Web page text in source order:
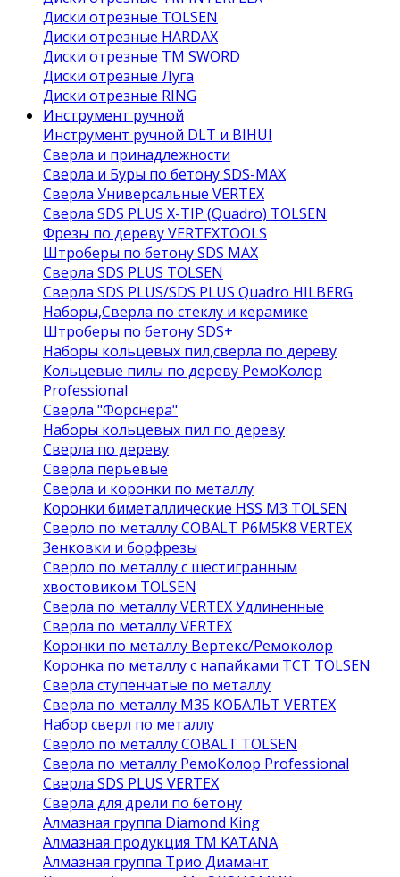
Диски отрезные TOLSEN
Диски отрезные HARDAX
Диски отрезные ТМ SWORD
Диски отрезные Луга
Диски отрезные RING
Инструмент ручной
Инструмент ручной DLT и BIHUI
Сверла и принадлежности
Сверла и Буры по бетону SDS-MAX
Сверла Универсальные VERTEX
Сверла SDS PLUS X-TIP (Quadro) TOLSEN
Фрезы по дереву VERTEXTOOLS
Штроберы по бетону SDS MAX
Сверла SDS PLUS TOLSEN
Сверла SDS PLUS/SDS PLUS Quadro HILBERG
Наборы,Сверла по стеклу и керамике
Штроберы по бетону SDS+
Наборы кольцевых пил,сверла по дереву
Кольцевые пилы по дереву РемоКолор
Professional
Сверла "Форснера"
Наборы кольцевых пил по дереву
Сверла по дереву
Сверла перьевые
Сверла и коронки по металлу
Коронки биметаллические HSS M3 TOLSEN
Сверло по металлу COBALT Р6М5К8 VERTEX
Зенковки и борфрезы
Сверло по металлу с шестигранным
хвостовиком TOLSEN
Сверла по металлу VERTEX Удлиненные
Сверла по металлу VERTEX
Коронки по металлу Вертекс/Ремоколор
Коронка по металлу с напайками TCT TOLSEN
Сверла ступенчатые по металлу
Сверла по металлу М35 КОБАЛЬТ VERTEX
Набор сверл по металлу
Сверло по металлу COBALT TOLSEN
Сверла по металлу РемоКолор Professional
Сверла SDS PLUS VERTEX
Сверла для дрели по бетону
Алмазная группа Diamond King
Алмазная продукция ТМ KATANA
Алмазная группа Трио Диамант